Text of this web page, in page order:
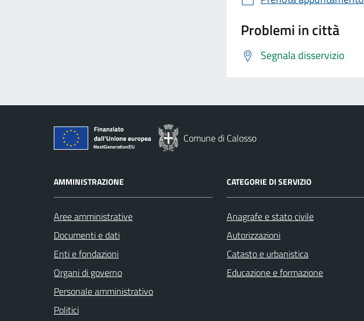
Problemi in città
Segnala disservizio
Comune di Calosso
AMMINISTRAZIONE
Aree amministrative
Documenti e dati
Enti e fondazioni
Organi di governo
Personale amministrativo
Politici
CATEGORIE DI SERVIZIO
Anagrafe e stato civile
Autorizzazioni
Catasto e urbanistica
Educazione e formazione